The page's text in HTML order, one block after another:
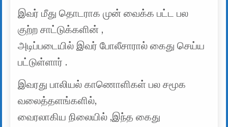
இவர் மீது தொடராக முன் வைக்க பட்ட பல
குற்ற சாட்டுக்களின் ,
அடிப்படையில் இவர் போலீசாரால் கைது செய்ய
பட்டுள்ளார் .
இவரது பாலியல் காணொளிகள் பல சமூக
வலைத்தளங்களில்,
வைரலாகிய நிலையில் ,இந்த கைது